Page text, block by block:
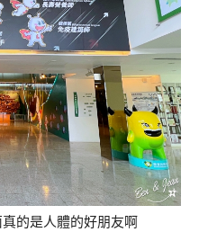
的是人體的好朋友啊